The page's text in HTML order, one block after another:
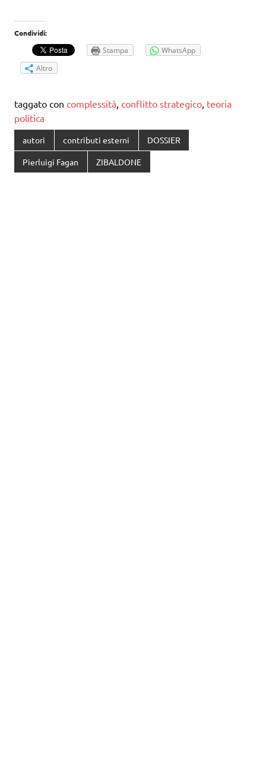
Condividi:
Stampa
WhatsApp
Altro
taggato con complessità conflitto strategico teoria
politica
autori contributi esterni DOSSIER
Pierluigi Fagan ZIBALDONE